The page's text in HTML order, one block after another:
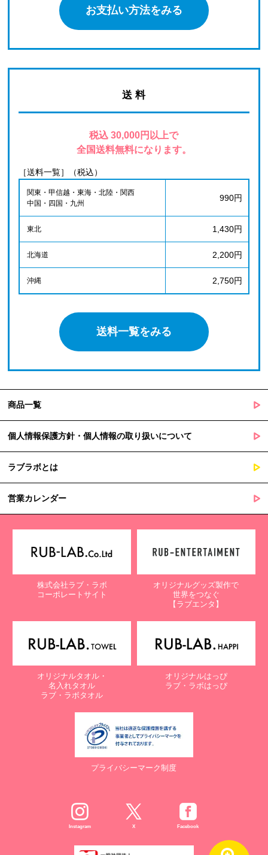
お支払い方法をみる
送 料
税込 30,000円以上で
全国送料無料になります。
［送料一覧］（税込）
関東・甲信越・東海・北陸・関西
中国・四国・九州
990円
東北 1,430円
北海道 2,200円
沖縄 2,750円
送料一覧をみる
商品一覧
個人情報保護方針・個人情報の取り扱いについて
ラブラボとは
営業カレンダー
株式会社ラブ・ラボ
コーポレートサイト
オリジナルグッズ製作で
世界をつなぐ
【ラブエンタ】
オリジナルタオル・
名入れタオル
ラブ・ラボタオル
オリジナルはっぴ
ラブ・ラボはっぴ
プライバシーマーク制度
Instagram X Facebook